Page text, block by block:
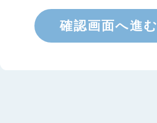
確認画面へ進む